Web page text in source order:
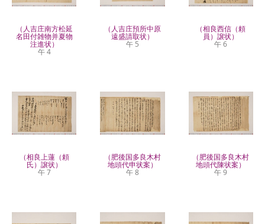
（人吉庄南方松延
名田付雑物并夏物
注進状）
午 4
（人吉庄預所中原
遠盛請取状）
午 5
（相良西信（頼
員）譲状）
午 6
（相良上蓮（頼
氏）譲状）
午 7
（肥後国多良木村
地頭代申状案）
午 8
（肥後国多良木村
地頭代陳状案）
午 9